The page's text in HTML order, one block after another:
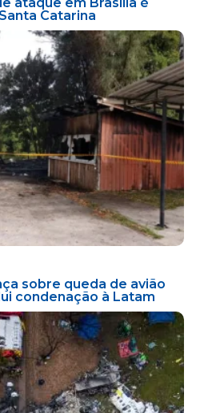
ataque em Brasília é
Catarina
sobre queda de avião
condenação à Latam